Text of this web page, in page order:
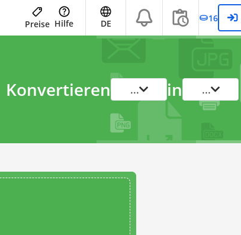
Preise Hilfe DE 16
Konvertieren ... in ...